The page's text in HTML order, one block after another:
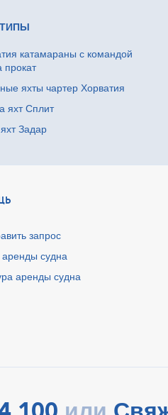
катамараны с командой
прокат
яхты чартер Хорватия
яхт Сплит
Задар
запрос
судна
аренды судна